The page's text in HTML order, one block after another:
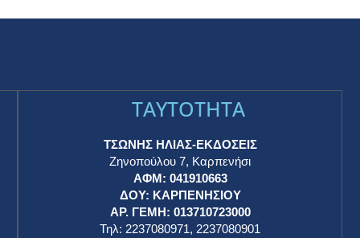
TAYTOTHTA
ΤΣΩΝΗΣ ΗΛΙΑΣ-ΕΚΔΟΣΕΙΣ
Ζηνοπούλου 7, Καρπενήσι
ΑΦΜ: 041910663
ΔΟΥ: ΚΑΡΠΕΝΗΣΙΟΥ
ΑΡ. ΓΕΜΗ: 013710723000
Τηλ: 2237080971, 2237080901